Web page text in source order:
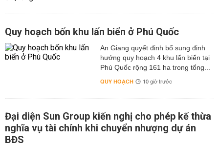
Quy hoạch bốn khu lấn biển ở Phú Quốc
An Giang quyết định bổ sung định
hướng quy hoạch 4 khu lấn biển tại
Phú Quốc rộng 161 ha trong tổng...
QUY HOẠCH 10 giờ trước
Đại diện Sun Group kiến nghị cho phép kế thừa
nghĩa vụ tài chính khi chuyển nhượng dự án
BĐS